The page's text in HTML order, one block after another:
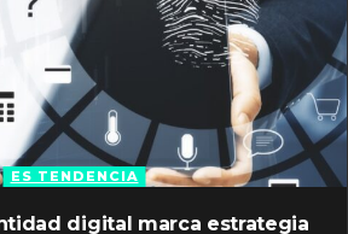
ES TENDENCIA
digital marca estrategia